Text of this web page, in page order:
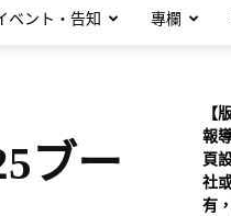
ベント・告知 專欄
ブー
【
報
頁
社
有